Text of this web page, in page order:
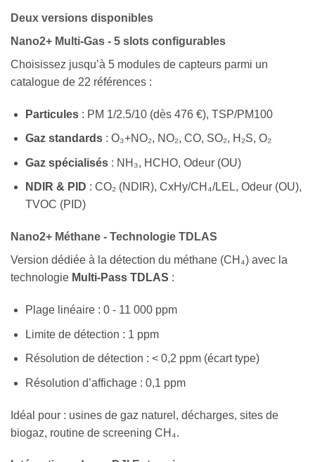
Deux versions disponibles
Nano2+ Multi-Gas - 5 slots configurables
Choisissez jusqu’à 5 modules de capteurs parmi un
catalogue de 22 références :
Particules: PM 1/2.5/10 (dès 476 €), TSP/PM100
Gaz standards: O₃+NO₂, NO₂, CO, SO₂, H₂S, O₂
Gaz spécialisés: NH₃, HCHO, Odeur (OU)
NDIR & PID : CO₂ (NDIR), CxHy/CH₄/LEL, Odeur (OU),
TVOC (PID)
Nano2+ Méthane - Technologie TDLAS
Version dédiée à la détection du méthane (CH₄) avec la
technologie Multi-Pass TDLAS :
Plage linéaire : 0 - 11 000 ppm
Limite de détection : 1 ppm
Résolution de détection : < 0,2 ppm (écart type)
Résolution d’affichage : 0,1 ppm
Idéal pour : usines de gaz naturel, décharges, sites de
biogaz, routine de screening CH₄.